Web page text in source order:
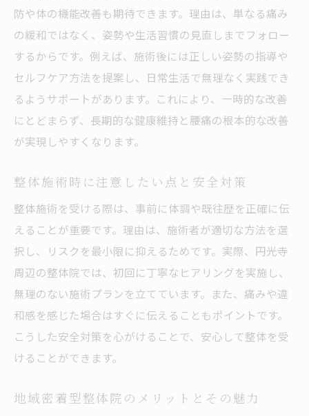
防や体の機能改善も期待できます。理由は、単なる痛み
の緩和ではなく、姿勢や生活習慣の見直しまでフォロー
するからです。例えば、施術後には正しい姿勢の指導や
セルフケア方法を提案し、日常生活で無理なく実践でき
るようサポートがあります。これにより、一時的な改善
にとどまらず、長期的な健康維持と腰痛の根本的な改善
が実現しやすくなります。
整体施術時に注意したい点と安全対策
整体施術を受ける際は、事前に体調や既往歴を正確に伝
えることが重要です。理由は、施術者が適切な方法を選
択し、リスクを最小限に抑えるためです。実際、円光寺
周辺の整体院では、初回に丁寧なヒアリングを実施し、
無理のない施術プランを立てています。また、痛みや違
和感を感じた場合はすぐに伝えることもポイントです。
こうした安全対策を心がけることで、安心して整体を受
けることができます。
地域密着型整体院のメリットとその魅力